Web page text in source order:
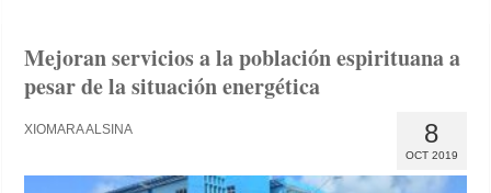
Mejoran servicios a la población espirituana a
pesar de la situación energética
8
OCT 2019
XIOMARA ALSINA